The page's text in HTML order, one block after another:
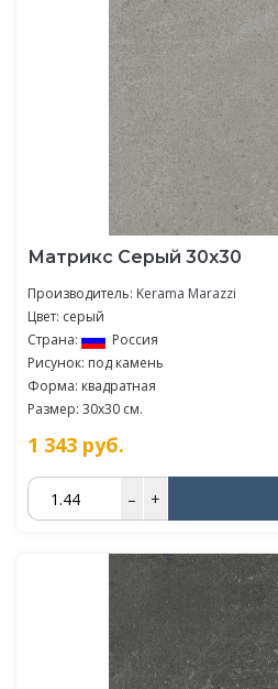
Матрикс Серый 30х30
Производитель: Kerama Marazzi
Цвет: серый
Страна:
Россия
Рисунок: под камень
Форма: квадратная
Размер: 30x30 см.
1 343 руб.
– +